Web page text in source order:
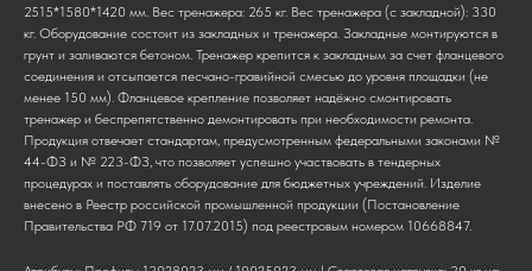
2515*1580*1420 мм. Вес тренажера: 265 кг. Вес тренажера (с закладной): 330
кг. Оборудование состоит из закладных и тренажера. Закладные монтируются в
грунт и заливаются бетоном. Тренажер крепится к закладным за счет фланцевого
соединения и отсыпается песчано-гравийной смесью до уровня площадки (не
менее 150 мм). Фланцевое крепление позволяет надёжно смонтировать
тренажер и беспрепятственно демонтировать при необходимости ремонта.
Продукция отвечает стандартам, предусмотренным федеральными законами №
44-ФЗ и № 223-ФЗ, что позволяет успешно участвовать в тендерных
процедурах и поставлять оборудование для бюджетных учреждений. Изделие
внесено в Реестр российской промышленной продукции (Постановление
Правительства РФ 719 от 17.07.2015) под реестровым номером 10668847.